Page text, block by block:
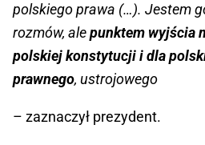
polskiego prawa (…). Jestem
rozmów, alepunktem wyjścia
polskiej konstytucji i dla
prawnego, ustrojowego
– zaznaczył prezydent.